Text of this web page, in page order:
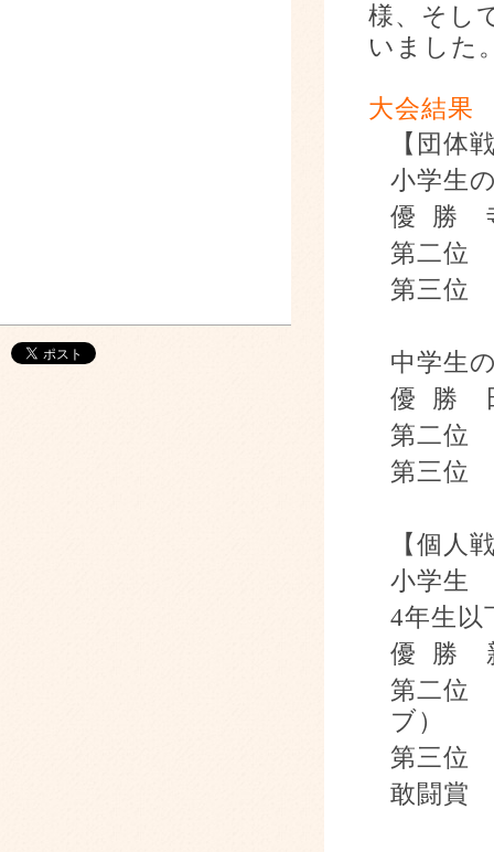
様、そし
いました
大会結果
【団体
小学生
優
勝
第二位
第三位
中学生
優
勝
第二位
第三位
【個人
小学生
4年生以
優
勝
第二位
ブ）
第三位
敢闘賞